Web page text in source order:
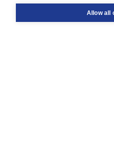
Order
Allow all